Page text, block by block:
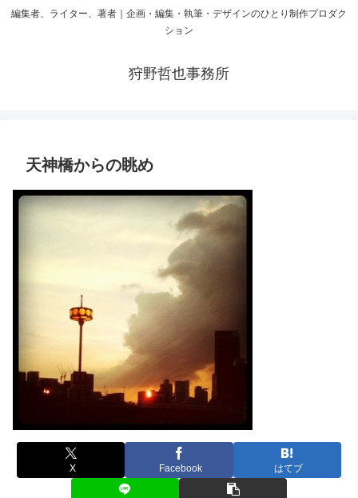
編集者、ライター、著者｜企画・編集・執筆・デザインのひとり制作プロダク
ション
狩野哲也事務所
天神橋からの眺め
X Facebook はてブ